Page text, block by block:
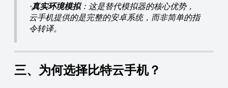
·真实环境模拟：这是替代模拟器的核心优势，
云手机提供的是完整的安卓系统，而非简单的指
令转译。
三、为何选择比特云手机？